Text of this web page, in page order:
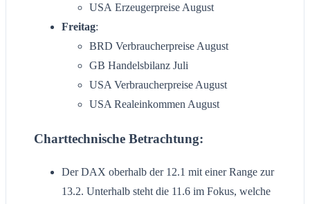
USA Erzeugerpreise August
Freitag:
BRD Verbraucherpreise August
GB Handelsbilanz Juli
USA Verbraucherpreise August
USA Realeinkommen August
Charttechnische Betrachtung:
Der DAX oberhalb der 12.1 mit einer Range zur
13.2. Unterhalb steht die 11.6 im Fokus, welche